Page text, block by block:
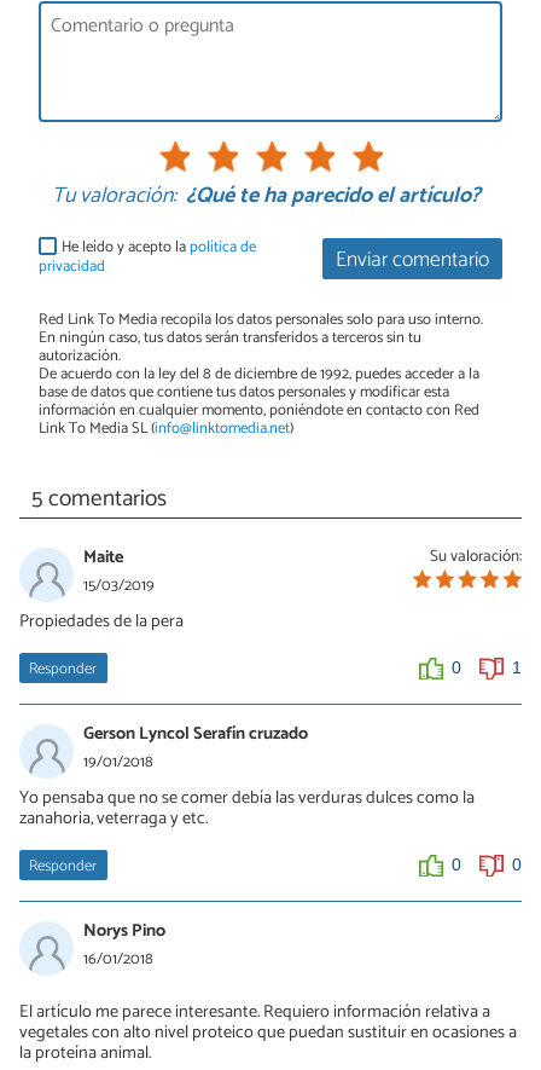
Tu valoración: ¿Qué te ha parecido el artículo?
Enviar comentario
He leído y acepto lapolítica de
privacidad
Red Link To Media recopila los datos personales solo para uso interno.
En ningún caso, tus datos serán transferidos a terceros sin tu
autorización.
De acuerdo con la ley del 8 de diciembre de 1992, puedes acceder a la
base de datos que contiene tus datos personales y modificar esta
información en cualquier momento, poniéndote en contacto con Red
Link To Media SL (info@linktomedia.net)
5 comentarios
Su valoración:
Maite
15/03/2019
Propiedades de la pera
Responder 0 1
Gerson Lyncol Serafín cruzado
19/01/2018
Yo pensaba que no se comer debía las verduras dulces como la
zanahoria, veterraga y etc.
Responder 0 0
Norys Pino
16/01/2018
El artículo me parece interesante. Requiero información relativa a
vegetales con alto nivel proteico que puedan sustituir en ocasiones a
la proteína animal.